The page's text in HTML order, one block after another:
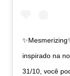
inspirado na
31/10, você